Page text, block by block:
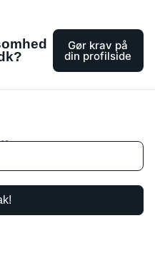
Gør krav på
din profilside